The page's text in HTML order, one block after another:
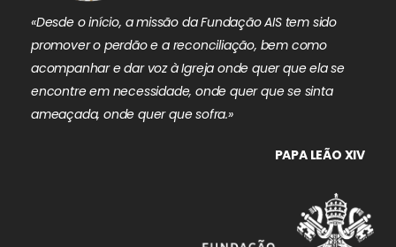
«Desde o início, a missão da Fundação AIS tem sido
promover o perdão e a reconciliação, bem como
acompanhar e dar voz à Igreja onde quer que ela se
encontre em necessidade, onde quer que se sinta
ameaçada, onde quer que sofra.»
PAPA LEÃO XIV